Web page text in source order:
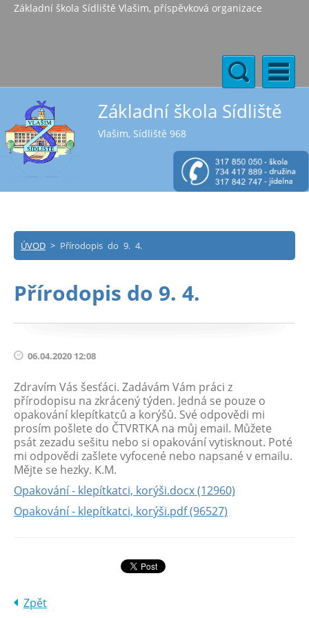
Základní škola Sídliště Vlašim, příspěvková organizace
Základní škola Sídliště
Vlašim, Sídliště 968
ÚVOD > Přírodopis do 9. 4.
Přírodopis do 9. 4.
06.04.2020 12:08
Zdravím Vás šesťáci. Zadávám Vám práci z
přírodopisu na zkrácený týden. Jedná se pouze o
opakování klepítkatců a korýšů. Své odpovědi mi
prosím pošlete do ČTVRTKA na můj email. Můžete
psát zezadu sešitu nebo si opakování vytisknout. Poté
mi odpovědi zašlete vyfocené nebo napsané v emailu.
Mějte se hezky. K.M.
Opakování - klepítkatci, korýši.docx (12960)
Opakování - klepítkatci, korýši.pdf (96527)
Zpět